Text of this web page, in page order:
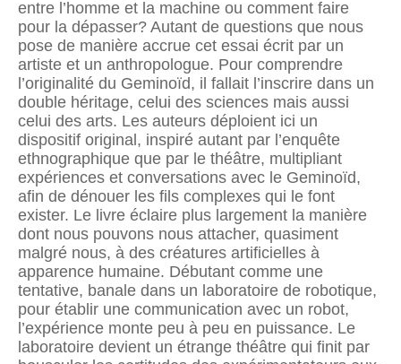
entre l’homme et la machine ou comment faire
pour la dépasser? Autant de questions que nous
pose de manière accrue cet essai écrit par un
artiste et un anthropologue. Pour comprendre
l’originalité du Geminoïd, il fallait l’inscrire dans un
double héritage, celui des sciences mais aussi
celui des arts. Les auteurs déploient ici un
dispositif original, inspiré autant par l’enquête
ethnographique que par le théâtre, multipliant
expériences et conversations avec le Geminoïd,
afin de dénouer les fils complexes qui le font
exister. Le livre éclaire plus largement la manière
dont nous pouvons nous attacher, quasiment
malgré nous, à des créatures artificielles à
apparence humaine. Débutant comme une
tentative, banale dans un laboratoire de robotique,
pour établir une communication avec un robot,
l’expérience monte peu à peu en puissance. Le
laboratoire devient un étrange théâtre qui finit par